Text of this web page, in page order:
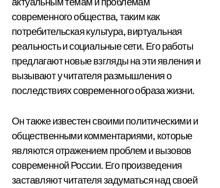
современного общества, таким как
потребительская культура, виртуальная
реальность и социальные сети. Его работы
предлагают новые взгляды на эти явления и
вызывают у читателя размышления о
последствиях современного образа жизни.
Он также известен своими политическими и
общественными комментариями, которые
являются отражением проблем и вызовов
современной России. Его произведения
заставляют читателя задуматься над своей